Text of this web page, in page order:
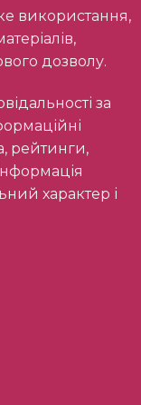
дозволу.
рейтинги,
характер і